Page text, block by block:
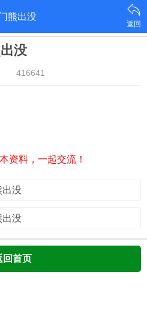
熊出没
返回
没
416641
资料，一起交流！
出没
出没
回首页